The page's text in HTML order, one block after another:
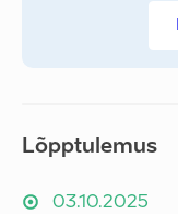
Lõpptulemus
03.10.2025